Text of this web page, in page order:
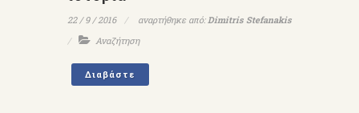
22 / 9 / 2016 αναρτήθηκε από:Dimitris Stefanakis
Αναζήτηση
Διαβάστε